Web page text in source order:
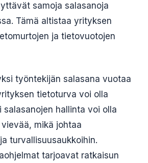
samoja salasanoja
Tämä altistaa yrityksen
ja tietovuotojen
työntekijän salasana vuotaa
tietoturva voi olla
salasanojen hallinta voi olla
mikä johtaa
turvallisuusaukkoihin.
tarjoavat ratkaisun